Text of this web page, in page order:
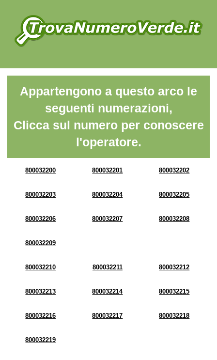
Appartengono a questo arco le
seguenti numerazioni,
Clicca sul numero per conoscere
l'operatore.
800032200 800032201 800032202
800032203 800032204 800032205
800032206 800032207 800032208
800032209
800032210 800032211 800032212
800032213 800032214 800032215
800032216 800032217 800032218
800032219